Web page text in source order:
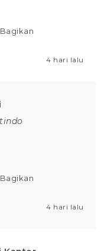
Bagikan
4 hari lalu
Bagikan
4 hari lalu